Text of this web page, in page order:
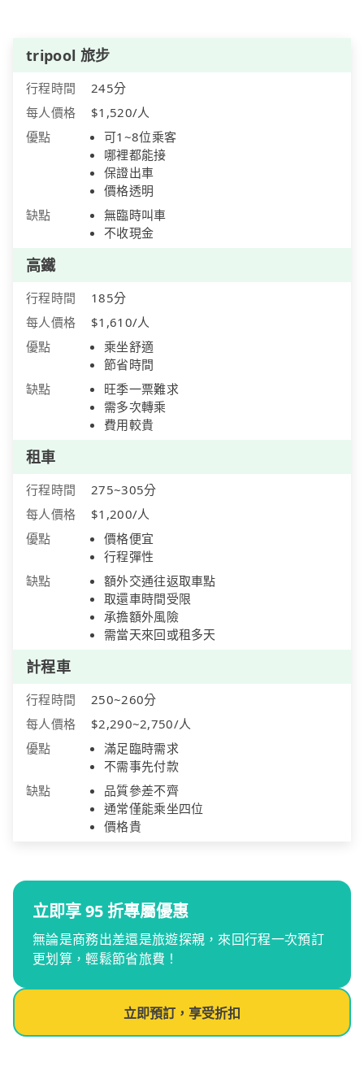
tripool 旅步
行程時間
245分
每人價格
$1,520/人
優點
可1~8位乘客
哪裡都能接
保證出車
價格透明
缺點
無臨時叫車
不收現金
高鐵
行程時間
185分
每人價格
$1,610/人
優點
乘坐舒適
節省時間
缺點
旺季一票難求
需多次轉乘
費用較貴
租車
行程時間
275~305分
每人價格
$1,200/人
優點
價格便宜
行程彈性
缺點
額外交通往返取車點
取還車時間受限
承擔額外風險
需當天來回或租多天
計程車
行程時間
250~260分
每人價格
$2,290~2,750/人
優點
滿足臨時需求
不需事先付款
缺點
品質參差不齊
通常僅能乘坐四位
價格貴
立即享 95 折專屬優惠
無論是商務出差還是旅遊探親，來回行程一次預訂
更划算，輕鬆節省旅費！
立即預訂，享受折扣